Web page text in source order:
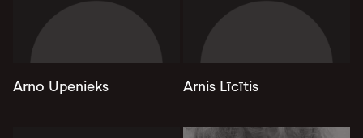
Arno Upenieks Arnis Līcītis